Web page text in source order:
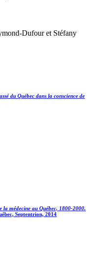
Dufour et Stéfany
du Québec dans la conscience de
la médecine au Québec, 1800-2000.
Septentrion, 2014